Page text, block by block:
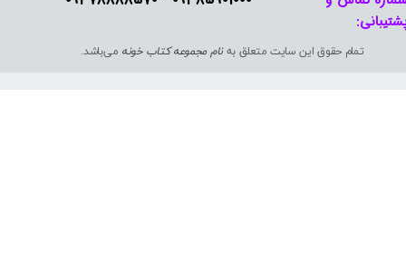
تمام حقوق این سایت متعلق بهنام مجموعه کتاب خونه می‌باشد.